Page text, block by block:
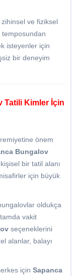
ve fiziksel
temposundan
isteyenler için
bir deneyim
Tatili Kimler İçin
önem
Bungalov
bir tatil alanı
için büyük
oldukça
vakit
seçeneklerini
alanlar, balayı
için Sapanca